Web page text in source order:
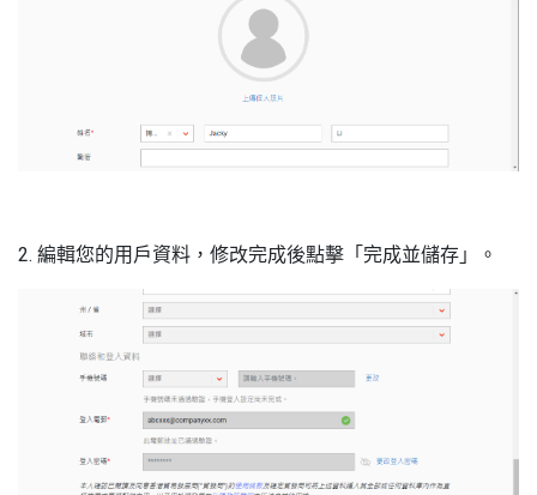
2. 編輯您的用戶資料，修改完成後點擊「完成並儲存」。